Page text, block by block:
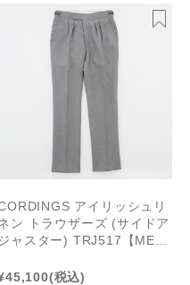
アイリッシュリ
ン トラウザーズ (サイドア
ャスター) TRJ517【MEN
(税込)